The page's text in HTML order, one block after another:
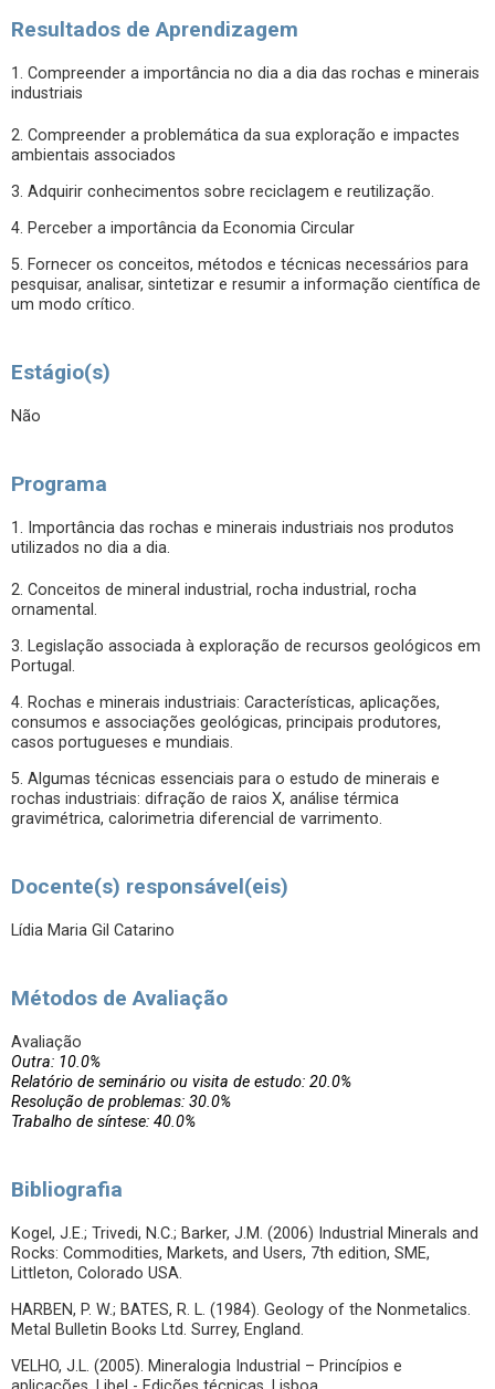
Resultados de Aprendizagem
1. Compreender a importância no dia a dia das rochas e minerais
industriais
2. Compreender a problemática da sua exploração e impactes
ambientais associados
3. Adquirir conhecimentos sobre reciclagem e reutilização.
4. Perceber a importância da Economia Circular
5. Fornecer os conceitos, métodos e técnicas necessários para
pesquisar, analisar, sintetizar e resumir a informação científica de
um modo crítico.
Estágio(s)
Não
Programa
1. Importância das rochas e minerais industriais nos produtos
utilizados no dia a dia.
2. Conceitos de mineral industrial, rocha industrial, rocha
ornamental.
3. Legislação associada à exploração de recursos geológicos em
Portugal.
4. Rochas e minerais industriais: Características, aplicações,
consumos e associações geológicas, principais produtores,
casos portugueses e mundiais.
5. Algumas técnicas essenciais para o estudo de minerais e
rochas industriais: difração de raios X, análise térmica
gravimétrica, calorimetria diferencial de varrimento.
Docente(s) responsável(eis)
Lídia Maria Gil Catarino
Métodos de Avaliação
Avaliação
Outra: 10.0%
Relatório de seminário ou visita de estudo: 20.0%
Resolução de problemas: 30.0%
Trabalho de síntese: 40.0%
Bibliografia
Kogel, J.E.; Trivedi, N.C.; Barker, J.M. (2006) Industrial Minerals and
Rocks: Commodities, Markets, and Users, 7th edition, SME,
Littleton, Colorado USA.
HARBEN, P. W.; BATES, R. L. (1984). Geology of the Nonmetalics.
Metal Bulletin Books Ltd. Surrey, England.
VELHO, J.L. (2005). Mineralogia Industrial – Princípios e